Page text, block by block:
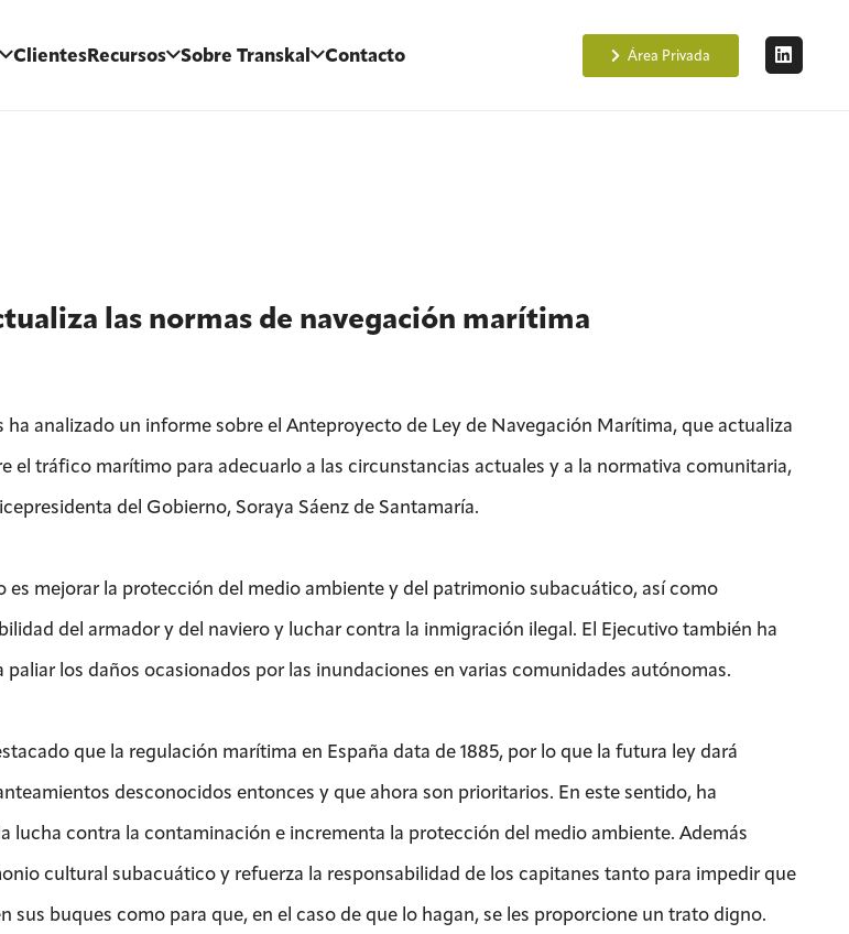
ClientesRecursos Sobre Transkal Contacto Área Privada
las normas de navegación marítima
ha analizado un informe sobre el Anteproyecto de Ley de Navegación Marítima, que actualiza
el tráfico marítimo para adecuarlo a las circunstancias actuales y a la normativa comunitaria,
del Gobierno, Soraya Sáenz de Santamaría.
es mejorar la protección del medio ambiente y del patrimonio subacuático, así como
del armador y del naviero y luchar contra la inmigración ilegal. El Ejecutivo también ha
paliar los daños ocasionados por las inundaciones en varias comunidades autónomas.
que la regulación marítima en España data de 1885, por lo que la futura ley dará
desconocidos entonces y que ahora son prioritarios. En este sentido, ha
lucha contra la contaminación e incrementa la protección del medio ambiente. Además
cultural subacuático y refuerza la responsabilidad de los capitanes tanto para impedir que
sus buques como para que, en el caso de que lo hagan, se les proporcione un trato digno.